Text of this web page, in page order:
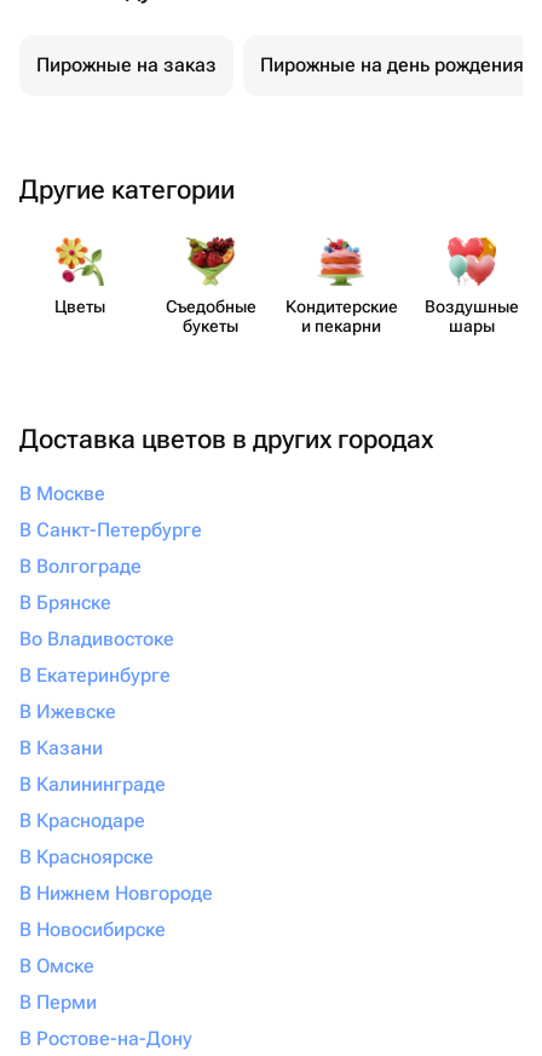
Пирожные на заказ Пирожные на день рождения
Другие категории
Цветы
Съедобные
букеты
Кондит​ерские
и пекарни
Воздушные
шары
Доставка цветов в других городах
В Москве
В Санкт-Петербурге
В Волгограде
В Брянске
Во Владивостоке
В Екатеринбурге
В Ижевске
В Казани
В Калининграде
В Краснодаре
В Красноярске
В Нижнем Новгороде
В Новосибирске
В Омске
В Перми
В Ростове-на-Дону